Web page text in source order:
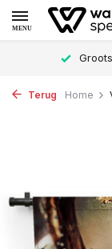
MENU
Grootste
Terug Home